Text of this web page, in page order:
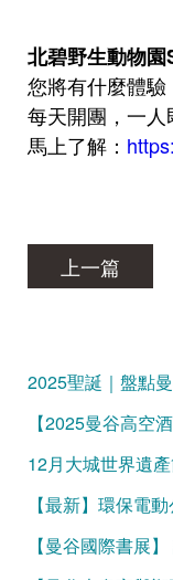
北碧野生動物
您將有什麼體驗
每天開團，一人
馬上了解 ：
上一篇
2025聖誕｜盤點
【曼谷國際書展